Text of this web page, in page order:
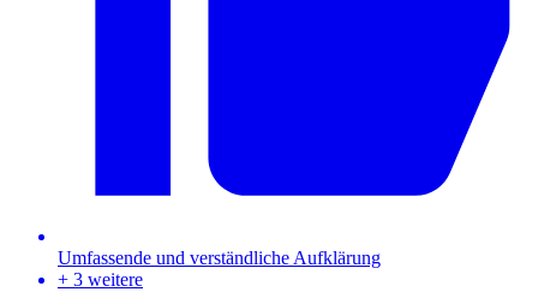
Umfassende und verständliche Aufklärung
+ 3 weitere